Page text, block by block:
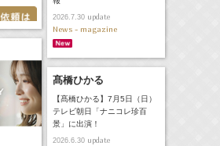
2026.7.30update
News - magazine
髙橋ひかる
【髙橋ひかる】7月5日（日）
テレビ朝日「ナニコレ珍百
景」に出演！
2026.6.30update